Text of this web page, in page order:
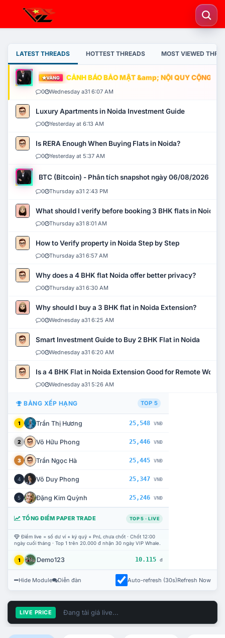
LATEST THREADS HOTTEST THREADS MOST VIEWED
VÀNG CẢNH BÁO BẢO MẬT &amp; NỘI QUY CỘNG
0 Wednesday a31 6:07 AM
Luxury Apartments in Noida Investment Guide
0 Yesterday at 6:13 AM
Is RERA Enough When Buying Flats in Noida?
0 Yesterday at 5:37 AM
BTC (Bitcoin) - Phân tích snapshot ngày 06/08/2026
0 Thursday a31 2:43 PM
What should I verify before booking 3 BHK flats in Noida?
0 Thursday a31 8:01 AM
How to Verify property in Noida Step by Step
0 Thursday a31 6:57 AM
Why does a 4 BHK flat Noida offer better privacy?
0 Thursday a31 6:30 AM
Why should I buy a 3 BHK flat in Noida Extension?
0 Wednesday a31 6:25 AM
Smart Investment Guide to Buy 2 BHK Flat in Noida
0 Wednesday a31 6:20 AM
Is a 4 BHK Flat in Noida Extension Good for Remote Work?
0 Wednesday a31 5:26 AM
BẢNG XẾP HẠNG TOP 5
1 Trần Thị Hương 25,548 VNĐ
2 Võ Hữu Phong 25,446 VNĐ
3 Trần Ngọc Hà 25,445 VNĐ
4 Võ Duy Phong 25,347 VNĐ
5 Đặng Kim Quỳnh 25,246 VNĐ
TỔNG ĐIỂM PAPER TRADE TOP 5 · LIVE
Điểm live = số dư ví + ký quỹ + PnL chưa chốt · Chốt 12:00
ngày cuối tháng · Top 1 trên 20.000 đ nhận 30 ngày VIP Whale.
1 Demo123 10.115 đ
Hide Module Diễn đàn Auto-refresh (30s)Refresh Now
LIVE PRICE Đang tải giá live...